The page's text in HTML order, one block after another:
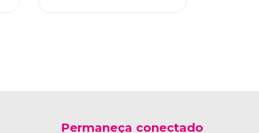
Permaneça conectado